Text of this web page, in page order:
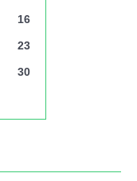
16
23
30